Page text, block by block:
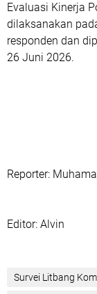
Evaluasi Kinerja
dilaksanakan
responden dan
26 Juni 2026.
Reporter:
‎Editor: Alvin
Survei Litbang